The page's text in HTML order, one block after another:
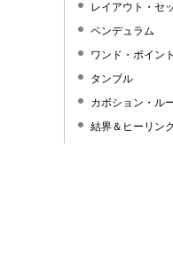
レイアウト・セ
ペンデュラム
ワンド・ポイント
タンブル
カボション・ル
結界＆ヒーリン